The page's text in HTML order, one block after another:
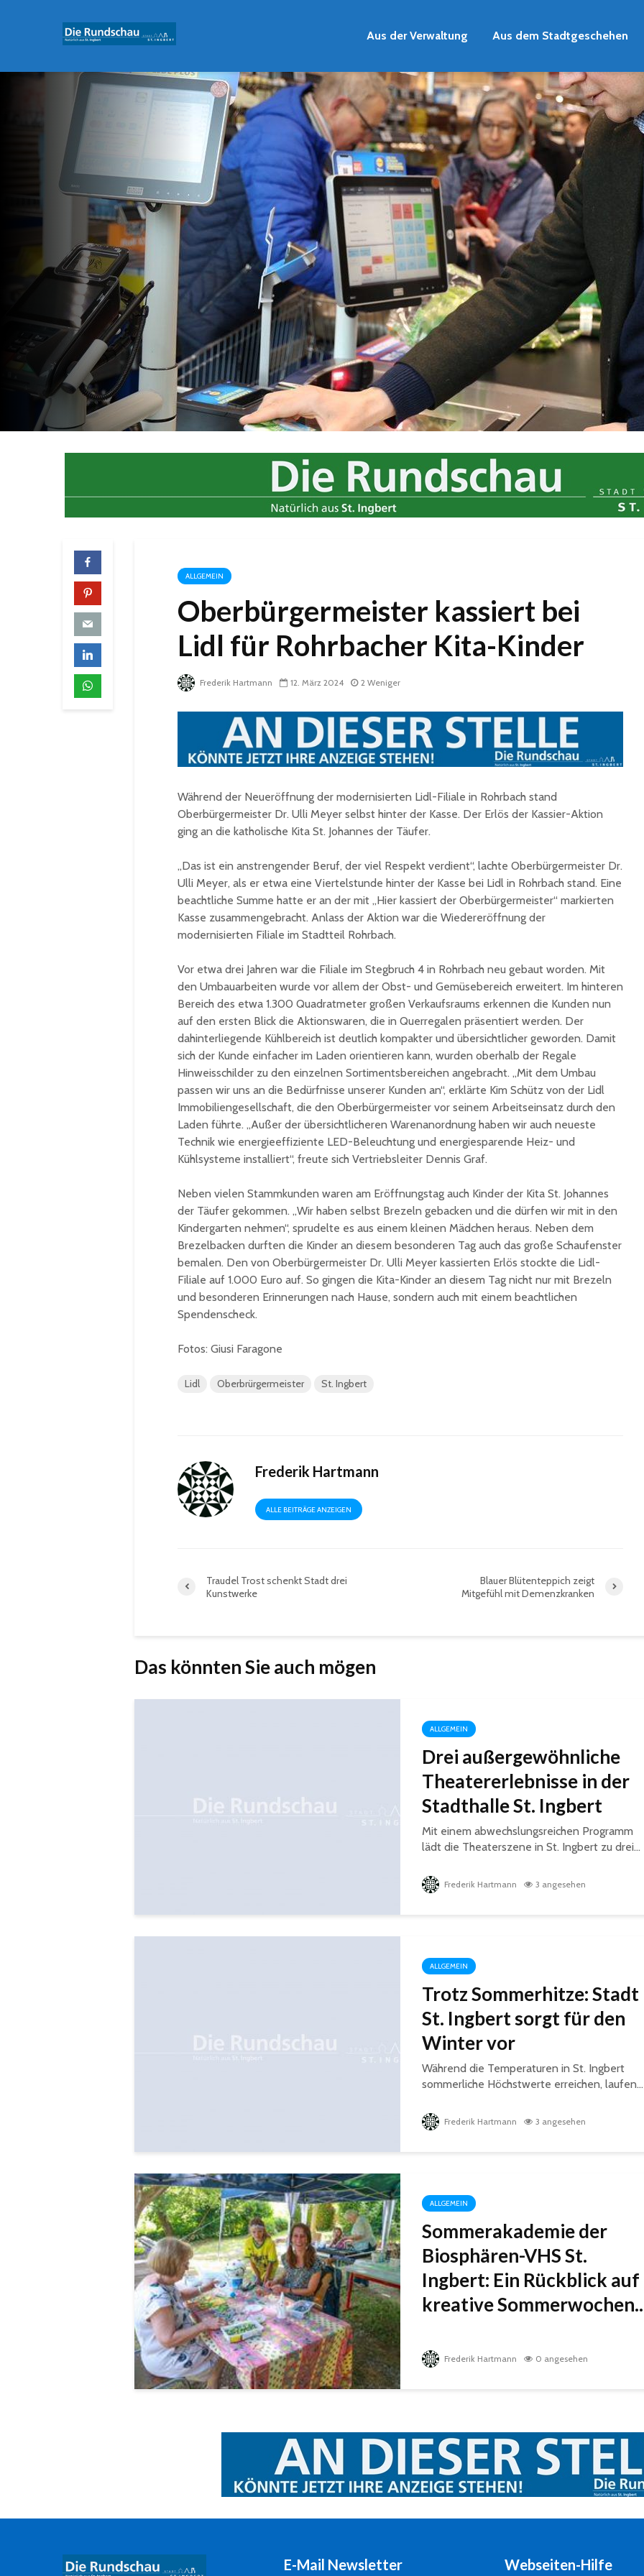
Aus der Verwaltung Aus dem Stadtgeschehen
ALLGEMEIN
Oberbürgermeister kassiert bei
Lidl für Rohrbacher Kita-Kinder
Frederik Hartmann 12. März 2024 2 Weniger
Während der Neueröffnung der modernisierten Lidl-Filiale in Rohrbach stand
Oberbürgermeister Dr. Ulli Meyer selbst hinter der Kasse. Der Erlös der Kassier-Aktion
ging an die katholische Kita St. Johannes der Täufer.
„Das ist ein anstrengender Beruf, der viel Respekt verdient“, lachte Oberbürgermeister Dr.
Ulli Meyer, als er etwa eine Viertelstunde hinter der Kasse bei Lidl in Rohrbach stand. Eine
beachtliche Summe hatte er an der mit „Hier kassiert der Oberbürgermeister“ markierten
Kasse zusammengebracht. Anlass der Aktion war die Wiedereröffnung der
modernisierten Filiale im Stadtteil Rohrbach.
Vor etwa drei Jahren war die Filiale im Stegbruch 4 in Rohrbach neu gebaut worden. Mit
den Umbauarbeiten wurde vor allem der Obst- und Gemüsebereich erweitert. Im hinteren
Bereich des etwa 1.300 Quadratmeter großen Verkaufsraums erkennen die Kunden nun
auf den ersten Blick die Aktionswaren, die in Querregalen präsentiert werden. Der
dahinterliegende Kühlbereich ist deutlich kompakter und übersichtlicher geworden. Damit
sich der Kunde einfacher im Laden orientieren kann, wurden oberhalb der Regale
Hinweisschilder zu den einzelnen Sortimentsbereichen angebracht. „Mit dem Umbau
passen wir uns an die Bedürfnisse unserer Kunden an“, erklärte Kim Schütz von der Lidl
Immobiliengesellschaft, die den Oberbürgermeister vor seinem Arbeitseinsatz durch den
Laden führte. „Außer der übersichtlicheren Warenanordnung haben wir auch neueste
Technik wie energieeffiziente LED-Beleuchtung und energiesparende Heiz- und
Kühlsysteme installiert“, freute sich Vertriebsleiter Dennis Graf.
Neben vielen Stammkunden waren am Eröffnungstag auch Kinder der Kita St. Johannes
der Täufer gekommen. „Wir haben selbst Brezeln gebacken und die dürfen wir mit in den
Kindergarten nehmen“, sprudelte es aus einem kleinen Mädchen heraus. Neben dem
Brezelbacken durften die Kinder an diesem besonderen Tag auch das große Schaufenster
bemalen. Den von Oberbürgermeister Dr. Ulli Meyer kassierten Erlös stockte die Lidl-
Filiale auf 1.000 Euro auf. So gingen die Kita-Kinder an diesem Tag nicht nur mit Brezeln
und besonderen Erinnerungen nach Hause, sondern auch mit einem beachtlichen
Spendenscheck.
Fotos: Giusi Faragone
Lidl Oberbrürgermeister St. Ingbert
Frederik Hartmann
ALLE BEITRÄGE ANZEIGEN
Traudel Trost schenkt Stadt drei
Kunstwerke
Blauer Blütenteppich zeigt
Mitgefühl mit Demenzkranken
Das könnten Sie auch mögen
ALLGEMEIN
Drei außergewöhnliche
Theatererlebnisse in der
Stadthalle St. Ingbert
Mit einem abwechslungsreichen Programm
lädt die Theaterszene in St. Ingbert zu drei...
Frederik Hartmann 3 angesehen
ALLGEMEIN
Trotz Sommerhitze: Stadt
St. Ingbert sorgt für den
Winter vor
Während die Temperaturen in St. Ingbert
sommerliche Höchstwerte erreichen, laufen...
Frederik Hartmann 3 angesehen
ALLGEMEIN
Sommerakademie der
Biosphären-VHS St.
Ingbert: Ein Rückblick auf
kreative
Frederik Hartmann 0 angesehen
Historische
Erinnerungsstücke aus
übergeben
Total Normal
expandiert in St.
Ingbert: Mietvertrag
unterzeichnet
90 Jahre
Eisen Quirin: Ein Stück
St. Ingberter
Handelsgeschichte
feiert
Klima-
Konzert
E-Mail Newsletter Webseiten-Hilfe